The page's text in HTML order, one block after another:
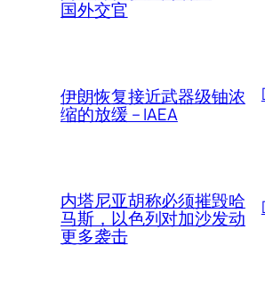
国外交官
伊朗恢复接近武器级铀浓
缩的放缓 – IAEA
内塔尼亚胡称必须摧毁哈
马斯，以色列对加沙发动
更多袭击